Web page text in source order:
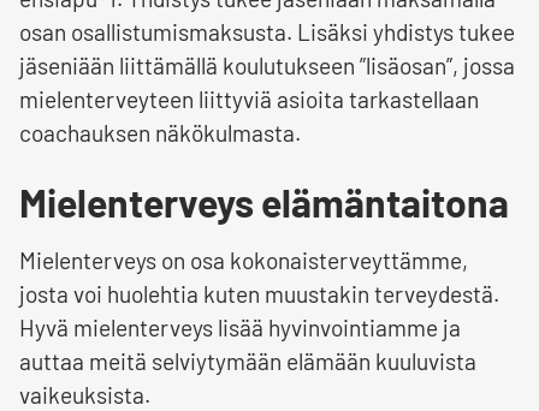
osan osallistumismaksusta. Lisäksi yhdistys tukee
jäseniään liittämällä koulutukseen ”lisäosan”, jossa
mielenterveyteen liittyviä asioita tarkastellaan
coachauksen näkökulmasta.
Mielenterveys elämäntaitona
Mielenterveys on osa kokonaisterveyttämme,
josta voi huolehtia kuten muustakin terveydestä.
Hyvä mielenterveys lisää hyvinvointiamme ja
auttaa meitä selviytymään elämään kuuluvista
vaikeuksista.